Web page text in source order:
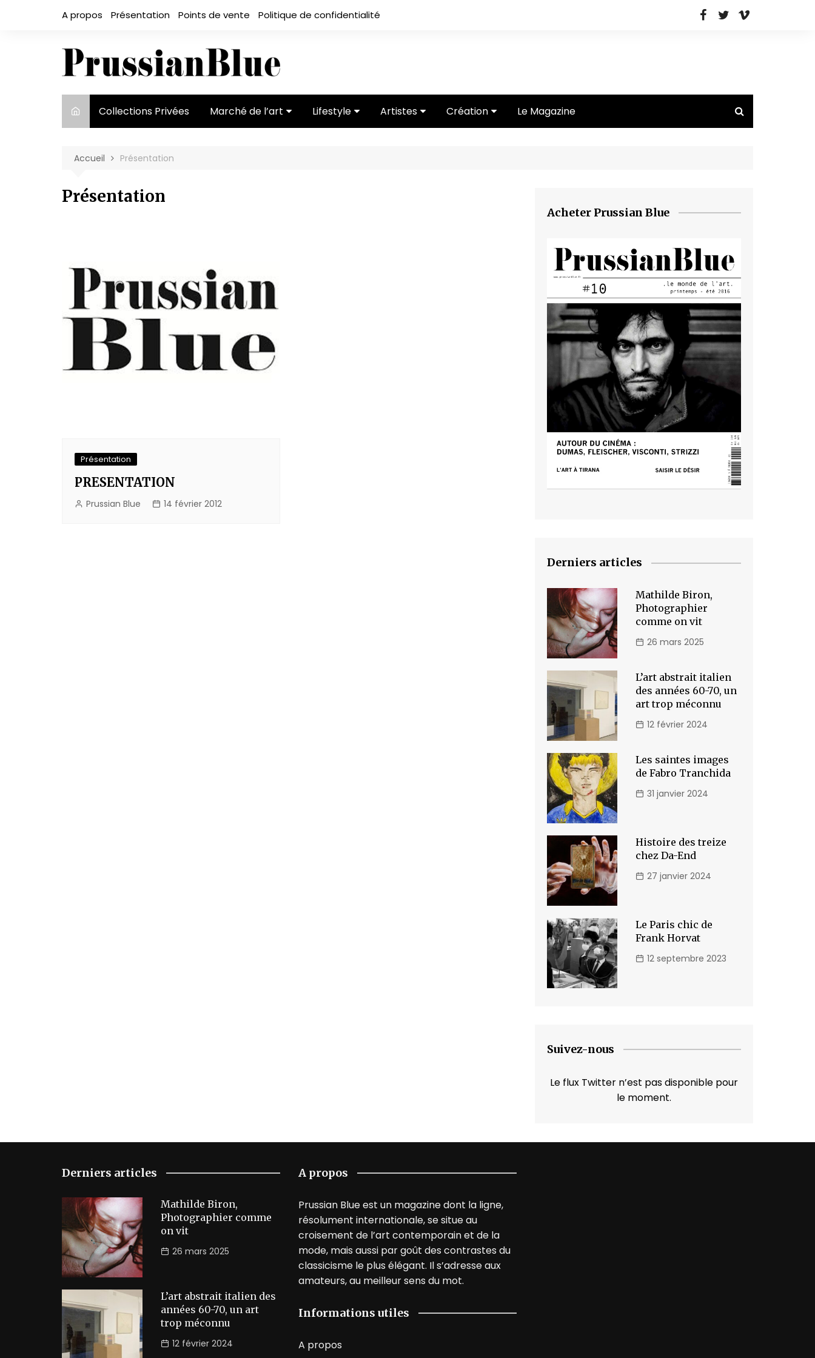
A propos Présentation Points de vente Politique de confidentialité
Collections Privées Marché de l’art Lifestyle Artistes Création Le Magazine
Accueil Présentation
Présentation
Présentation
PRESENTATION
Prussian Blue 14 février 2012
Acheter Prussian Blue
Derniers articles
Mathilde Biron,
Photographier
comme on vit
26 mars 2025
L’art abstrait italien
des années 60-70, un
art trop méconnu
12 février 2024
Les saintes images
de Fabro Tranchida
31 janvier 2024
Histoire des treize
chez Da-End
27 janvier 2024
Le Paris chic de
Frank Horvat
12 septembre 2023
Suivez-nous
Le flux Twitter n’est pas disponible pour
le moment.
Derniers articles
Mathilde Biron,
Photographier comme
on vit
26 mars 2025
L’art abstrait italien des
années 60-70, un art
trop méconnu
12 février 2024
A propos
Prussian Blue est un magazine dont la ligne,
résolument internationale, se situe au
croisement de l’art contemporain et de la
mode, mais aussi par goût des contrastes du
classicisme le plus élégant. Il s’adresse aux
amateurs, au meilleur sens du mot.
Informations utiles
A propos